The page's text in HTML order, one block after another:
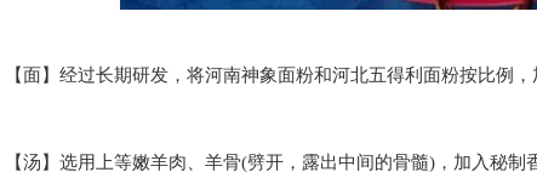
】经过长期研发，将河南神象面粉和河北五得利面粉按比例，
】选用上等嫩羊肉、羊骨(劈开，露出中间的骨髓)，加入秘制